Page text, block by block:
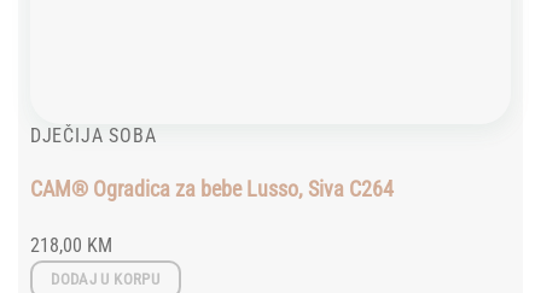
DJEČIJA SOBA
CAM® Ogradica za bebe Lusso, Siva C264
218,00 KM
DODAJ U KORPU